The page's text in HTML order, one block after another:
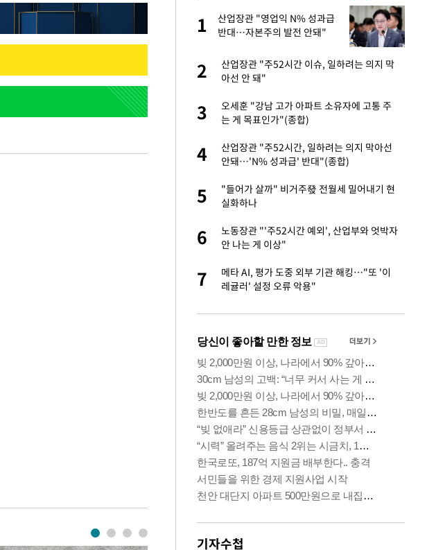
이승기 측 "차가원 전세금 미
반환은 고도의 사기 수법…엄
벌 원해"
일상 공개
허지웅 "우리가 지지했던 인간들이 이 꼴 만
들었다"…형소법 개정에 격한 반응
1
산업장관 "영업익 N% 성과급
반대…자본주의 발전 안돼"
2
산업장관 "주52시간 이슈, 일하려는 의지 막
아선 안 돼"
3
오세훈 "강남 고가 아파트 소유자에 고통 주
는 게 목표인가"(종합)
4
산업장관 "주52시간, 일하려는 의지 막아선
안돼…'N% 성과급' 반대"(종합)
5
"들어가 살까" 비거주發 전월세 밀어내기 현
실화하나
6
노동장관 "'주52시간 예외', 산업부와 엇박자
안 나는 게 이상"
7
메타 AI, 평가 도중 외부 기관 해킹…"또 '이
레귤러' 설정 오류 악용"
기자수첩